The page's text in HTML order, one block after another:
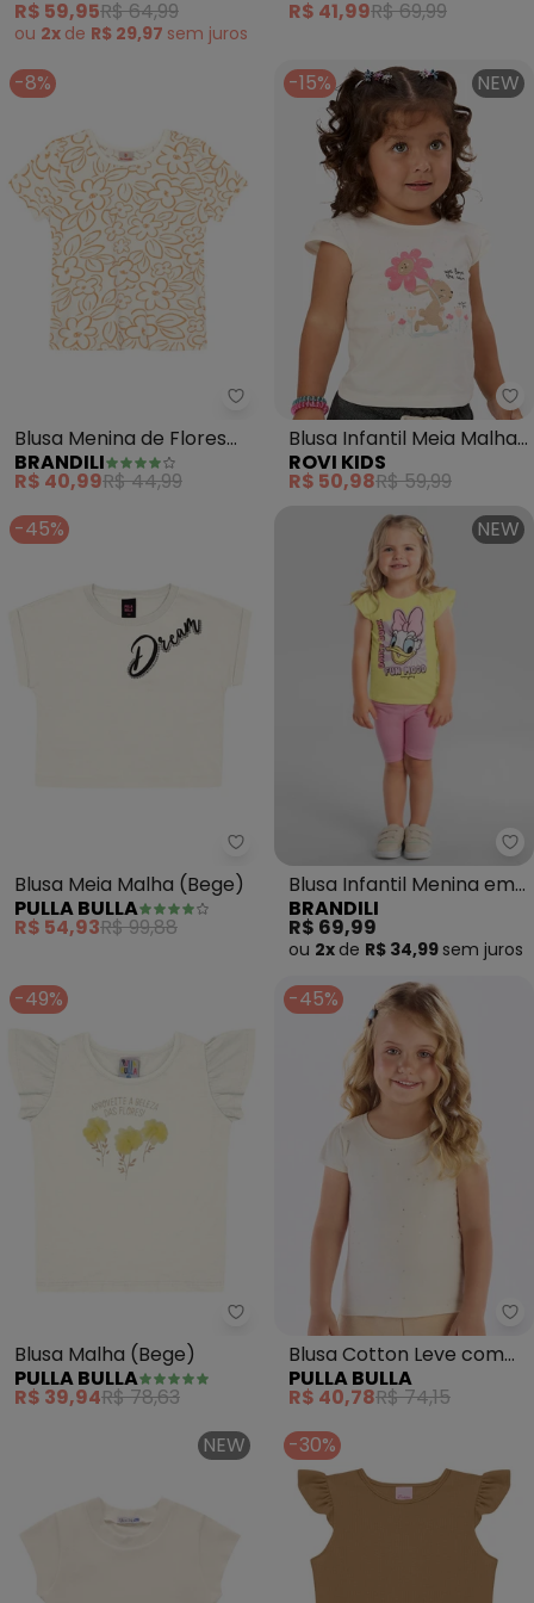
R$ 59,95R$ 64,99
ou 2x de R$ 29,97 sem juros
R$ 41,99R$ 69,99
-8%
Brandili - Blusa Menina de
Blusa Menina de Flores
em Meia Malha (Natural)
BRANDILI
R$ 40,99R$ 44,99
-15% NEW
Blusa Infantil Meia Malha
com Estampa (Bege)
ROVI KIDS
R$ 50,98R$ 59,99
-45%
Pulla Bulla - Blusa Meia Malha
Blusa Meia Malha (Bege)
PULLA BULLA
R$ 54,93R$ 99,88
NEW
Blusa Infantil Menina em
Meia Malha (Bege)
BRANDILI
R$ 69,99
ou 2x de R$ 34,99 sem juros
-49%
Pulla Bulla - Blusa Malha (Bege)
Blusa Malha (Bege)
PULLA BULLA
R$ 39,94R$ 78,63
-45%
Blusa Cotton Leve com
Gliter e Paetê (Bege)
PULLA BULLA
R$ 40,78R$ 74,15
NEW
-30%